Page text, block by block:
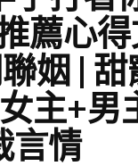
薦心
姻 |
主+男
言情